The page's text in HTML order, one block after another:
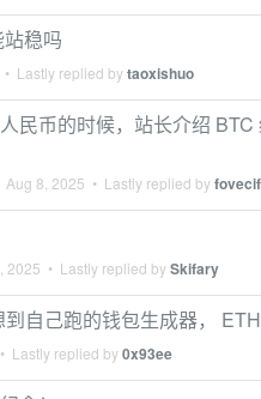
稳吗
• Lastly replied bytaoxishuo
民币的时候，站长介绍
Aug 8, 2025 • Lastly replied by
2025 • Lastly replied bySkifary
自己跑的钱包生成器，
• Lastly replied by0x93ee